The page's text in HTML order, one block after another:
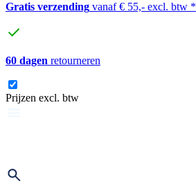
Gratis verzending vanaf € 55,- excl. btw *
60 dagen retourneren
Prijzen excl. btw